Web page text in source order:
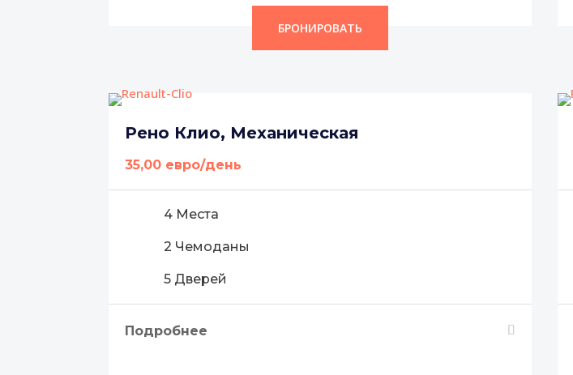
БРОНИРОВАТЬ
Рено Клио, Механическая
35,00 евро/день
4 Места
2 Чемоданы
5 Дверей
Подробнее